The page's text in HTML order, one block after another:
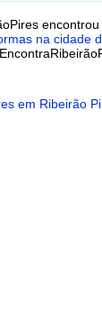
na cidade
em Ribeirão